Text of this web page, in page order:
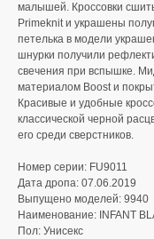
малышей. Кроссовки
Primeknit и украшены
петелька в модели
шнурки получили
свечения при вспышке.
материалом Boost и
Красивые и удобные
классической черной
его среди сверстников.
Номер серии: FU9011
Дата дропа: 07.06.2019
Выпущено моделей: 9940
Наименование: INFANT
Пол: Унисекс